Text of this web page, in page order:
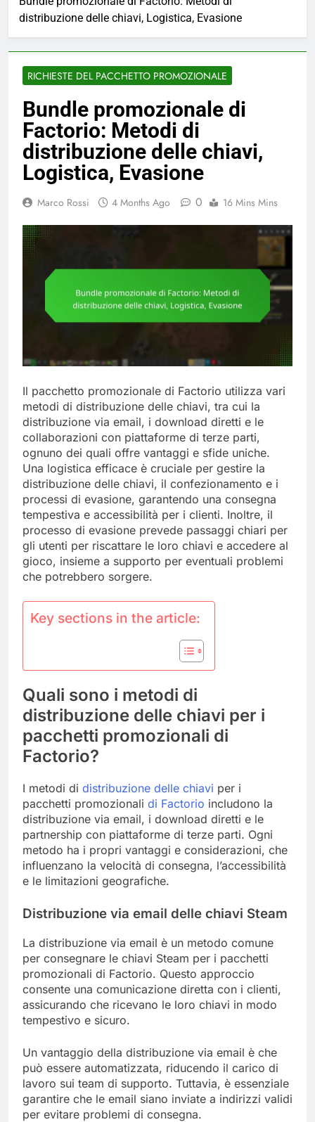
distribuzione delle chiavi, Logistica, Evasione
RICHIESTE DEL PACCHETTO PROMOZIONALE
Bundle promozionale di
Factorio: Metodi di
distribuzione delle chiavi,
Logistica, Evasione
Marco Rossi 4 Months Ago 0 16 Mins Mins
Il pacchetto promozionale di Factorio utilizza vari
metodi di distribuzione delle chiavi, tra cui la
distribuzione via email, i download diretti e le
collaborazioni con piattaforme di terze parti,
ognuno dei quali offre vantaggi e sfide uniche.
Una logistica efficace è cruciale per gestire la
distribuzione delle chiavi, il confezionamento e i
processi di evasione, garantendo una consegna
tempestiva e accessibilità per i clienti. Inoltre, il
processo di evasione prevede passaggi chiari per
gli utenti per riscattare le loro chiavi e accedere al
gioco, insieme a supporto per eventuali problemi
che potrebbero sorgere.
Key sections in the article:
Quali sono i metodi di
distribuzione delle chiavi per i
pacchetti promozionali di
Factorio?
I metodi di distribuzione delle chiavi per i
pacchetti promozionali di Factorio includono la
distribuzione via email, i download diretti e le
partnership con piattaforme di terze parti. Ogni
metodo ha i propri vantaggi e considerazioni, che
influenzano la velocità di consegna, l’accessibilità
e le limitazioni geografiche.
Distribuzione via email delle chiavi Steam
La distribuzione via email è un metodo comune
per consegnare le chiavi Steam per i pacchetti
promozionali di Factorio. Questo approccio
consente una comunicazione diretta con i clienti,
assicurando che ricevano le loro chiavi in modo
tempestivo e sicuro.
Un vantaggio della distribuzione via email è che
può essere automatizzata, riducendo il carico di
lavoro sui team di supporto. Tuttavia, è essenziale
garantire che le email siano inviate a indirizzi validi
per evitare problemi di consegna.